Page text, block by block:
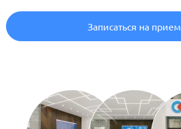
Записаться на прием